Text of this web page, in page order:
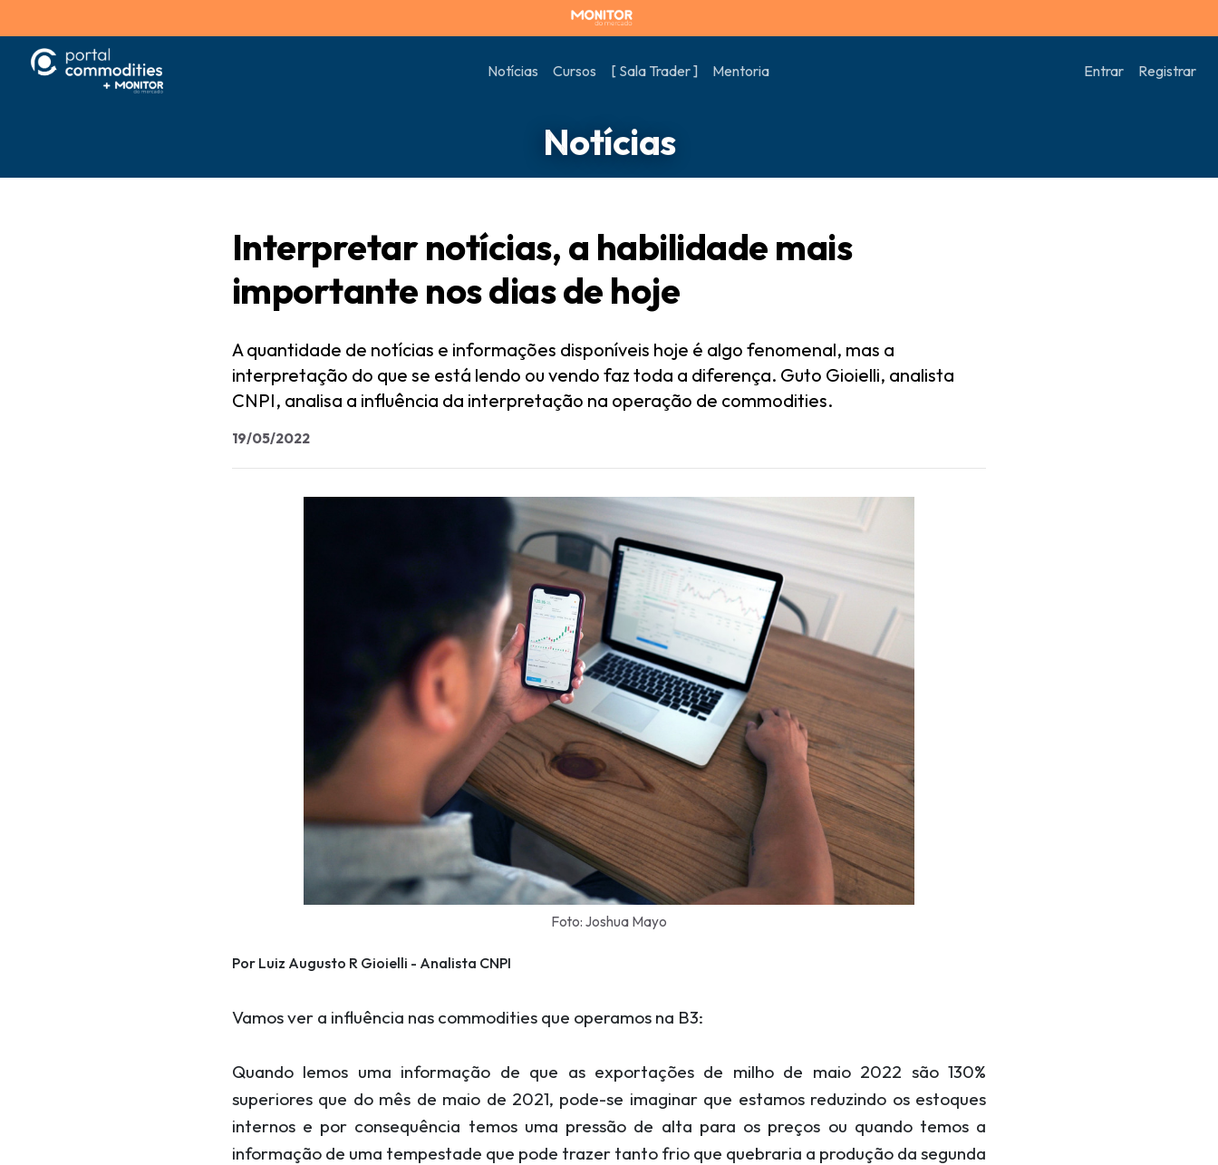
Notícias Cursos [ Sala Trader ] Mentoria Entrar Registrar
Notícias
Interpretar notícias, a habilidade mais
importante nos dias de hoje
A quantidade de notícias e informações disponíveis hoje é algo fenomenal, mas a
interpretação do que se está lendo ou vendo faz toda a diferença. Guto Gioielli, analista
CNPI, analisa a influência da interpretação na operação de commodities.
19/05/2022
Foto: Joshua Mayo
Por Luiz Augusto R Gioielli - Analista CNPI
Vamos ver a influência nas commodities que operamos na B3:
Quando lemos uma informação de que as exportações de milho de maio 2022 são 130%
superiores que do mês de maio de 2021, pode-se imaginar que estamos reduzindo os estoques
internos e por consequência temos uma pressão de alta para os preços ou quando temos a
informação de uma tempestade que pode trazer tanto frio que quebraria a produção da segunda